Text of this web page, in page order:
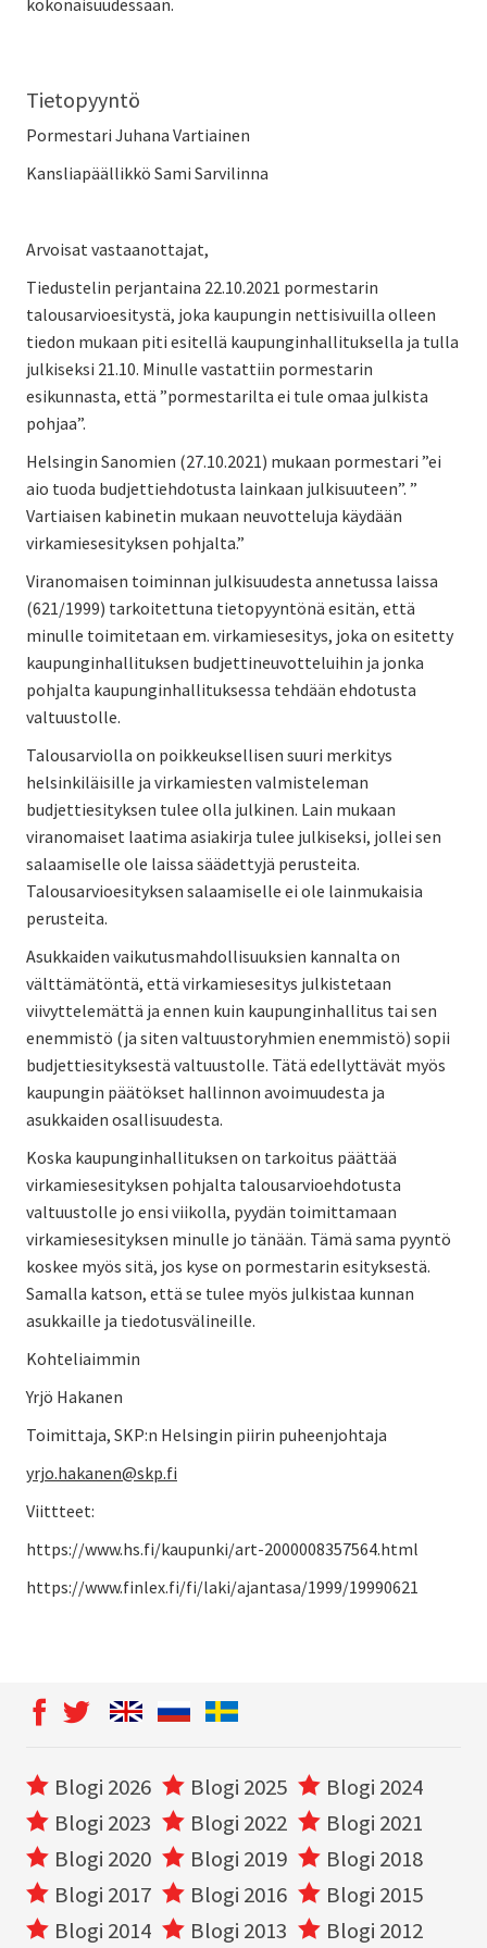
Tietopyyntö
Pormestari Juhana Vartiainen
Kansliapäällikkö Sami Sarvilinna
Arvoisat vastaanottajat,
Tiedustelin perjantaina 22.10.2021 pormestarin
talousarvioesitystä, joka kaupungin nettisivuilla olleen
tiedon mukaan piti esitellä kaupunginhallituksella ja tulla
julkiseksi 21.10. Minulle vastattiin pormestarin
esikunnasta, että ”pormestarilta ei tule omaa julkista
pohjaa”.
Helsingin Sanomien (27.10.2021) mukaan pormestari ”ei
aio tuoda budjettiehdotusta lainkaan julkisuuteen”. ”
Vartiaisen kabinetin mukaan neuvotteluja käydään
virkamiesesityksen pohjalta.”
Viranomaisen toiminnan julkisuudesta annetussa laissa
(621/1999) tarkoitettuna tietopyyntönä esitän, että
minulle toimitetaan em. virkamiesesitys, joka on esitetty
kaupunginhallituksen budjettineuvotteluihin ja jonka
pohjalta kaupunginhallituksessa tehdään ehdotusta
valtuustolle.
Talousarviolla on poikkeuksellisen suuri merkitys
helsinkiläisille ja virkamiesten valmisteleman
budjettiesityksen tulee olla julkinen. Lain mukaan
viranomaiset laatima asiakirja tulee julkiseksi, jollei sen
salaamiselle ole laissa säädettyjä perusteita.
Talousarvioesityksen salaamiselle ei ole lainmukaisia
perusteita.
Asukkaiden vaikutusmahdollisuuksien kannalta on
välttämätöntä, että virkamiesesitys julkistetaan
viivyttelemättä ja ennen kuin kaupunginhallitus tai sen
enemmistö (ja siten valtuustoryhmien enemmistö) sopii
budjettiesityksestä valtuustolle. Tätä edellyttävät myös
kaupungin päätökset hallinnon avoimuudesta ja
asukkaiden osallisuudesta.
Koska kaupunginhallituksen on tarkoitus päättää
virkamiesesityksen pohjalta talousarvioehdotusta
valtuustolle jo ensi viikolla, pyydän toimittamaan
virkamiesesityksen minulle jo tänään. Tämä sama pyyntö
koskee myös sitä, jos kyse on pormestarin esityksestä.
Samalla katson, että se tulee myös julkistaa kunnan
asukkaille ja tiedotusvälineille.
Kohteliaimmin
Yrjö Hakanen
Toimittaja, SKP:n Helsingin piirin puheenjohtaja
yrjo.hakanen@skp.fi
Viittteet:
https://www.hs.fi/kaupunki/art-2000008357564.html
https://www.finlex.fi/fi/laki/ajantasa/1999/19990621
Blogi 2026 Blogi 2025
Blogi 2024
Blogi 2023
Blogi 2022
Blogi 2021
Blogi 2020
Blogi 2019
Blogi 2018
Blogi 2017
Blogi 2016
Blogi 2015
Blogi 2014
Blogi 2013 Blogi 2012